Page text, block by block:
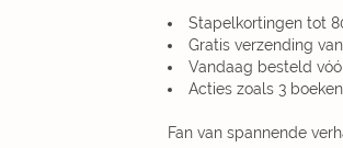
Stapelkortingen tot
Gratis verzending
Vandaag besteld
Acties zoals 3
Fan van spannende